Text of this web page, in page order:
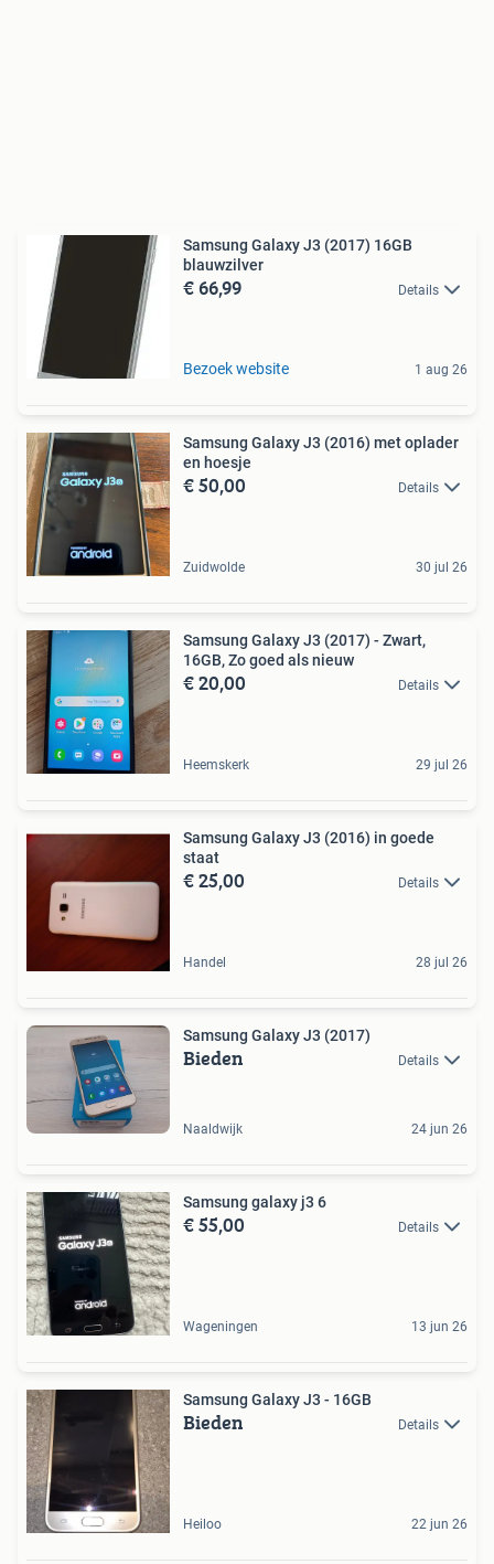
Samsung Galaxy J3 (2017) 16GB
blauwzilver
€ 66,99 Details
Bezoek website 1 aug 26
Samsung Galaxy J3 (2016) met oplader
en hoesje
€ 50,00 Details
Zuidwolde 30 jul 26
Samsung Galaxy J3 (2017) - Zwart,
16GB, Zo goed als nieuw
€ 20,00 Details
Heemskerk 29 jul 26
Samsung Galaxy J3 (2016) in goede
staat
€ 25,00 Details
Handel 28 jul 26
Samsung Galaxy J3 (2017)
Bieden Details
Naaldwijk 24 jun 26
Samsung galaxy j3 6
€ 55,00 Details
Wageningen 13 jun 26
Samsung Galaxy J3 - 16GB
Bieden Details
Heiloo 22 jun 26